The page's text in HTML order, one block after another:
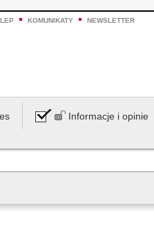
KOMUNIKATY NEWSLETTER
Informacje i opinie